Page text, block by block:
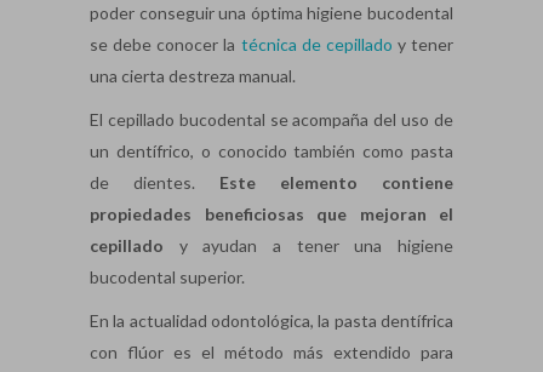
poder conseguir una óptima higiene bucodental
se debe conocer la técnica de cepillado y tener
una cierta destreza manual.
El cepillado bucodental se acompaña del uso de
un dentífrico, o conocido también como pasta
de dientes. Este elemento contiene
propiedades beneficiosas que mejoran el
cepillado y ayudan a tener una higiene
bucodental superior.
En la actualidad odontológica, la pasta dentífrica
con flúor es el método más extendido para